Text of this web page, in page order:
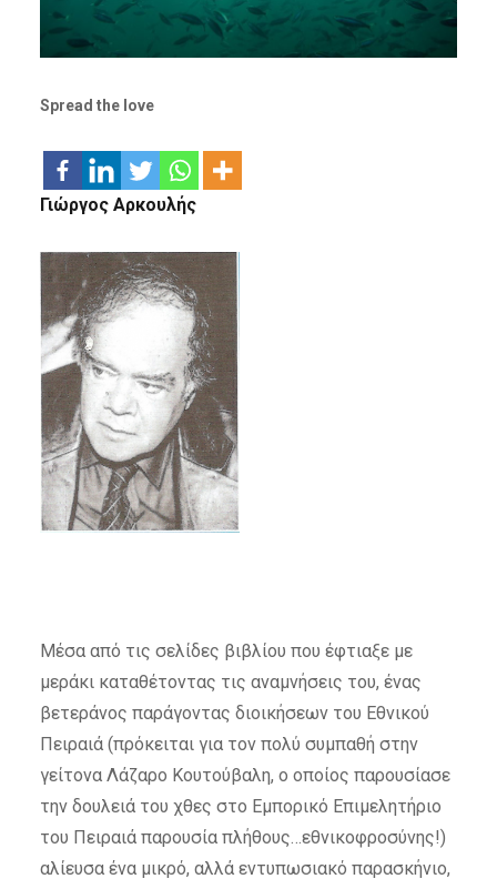
Spread the love
Γιώργος Αρκουλής
Μέσα από τις σελίδες βιβλίου που έφτιαξε με
μεράκι καταθέτοντας τις αναμνήσεις του, ένας
βετεράνος παράγοντας διοικήσεων του Εθνικού
Πειραιά (πρόκειται για τον πολύ συμπαθή στην
γείτονα Λάζαρο Κουτούβαλη, ο οποίος παρουσίασε
την δουλειά του χθες στο Εμπορικό Επιμελητήριο
του Πειραιά παρουσία πλήθους…εθνικοφροσύνης!)
αλίευσα ένα μικρό, αλλά εντυπωσιακό παρασκήνιο,